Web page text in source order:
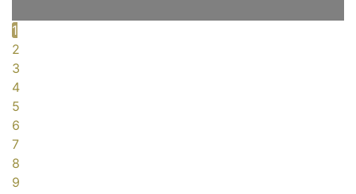
1
2
3
4
5
6
7
8
9